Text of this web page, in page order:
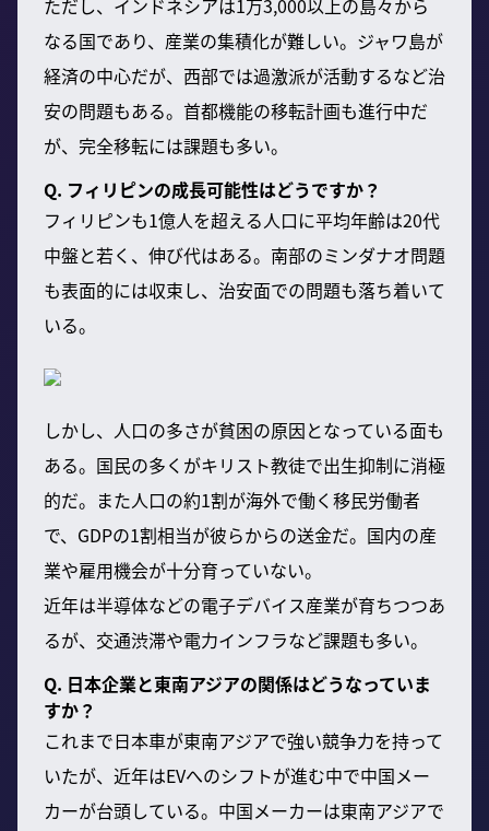
ただし、インドネシアは1万3,000以上の島々から
なる国であり、産業の集積化が難しい。ジャワ島が
経済の中心だが、西部では過激派が活動するなど治
安の問題もある。首都機能の移転計画も進行中だ
が、完全移転には課題も多い。
Q. フィリピンの成長可能性はどうですか？
フィリピンも1億人を超える人口に平均年齢は20代
中盤と若く、伸び代はある。南部のミンダナオ問題
も表面的には収束し、治安面での問題も落ち着いて
いる。
しかし、人口の多さが貧困の原因となっている面も
ある。国民の多くがキリスト教徒で出生抑制に消極
的だ。また人口の約1割が海外で働く移民労働者
で、GDPの1割相当が彼らからの送金だ。国内の産
業や雇用機会が十分育っていない。
近年は半導体などの電子デバイス産業が育ちつつあ
るが、交通渋滞や電力インフラなど課題も多い。
Q. 日本企業と東南アジアの関係はどうなっていま
すか？
これまで日本車が東南アジアで強い競争力を持って
いたが、近年はEVへのシフトが進む中で中国メー
カーが台頭している。中国メーカーは東南アジアで